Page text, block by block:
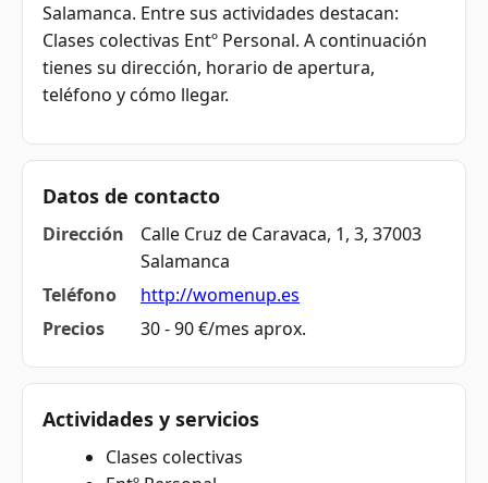
Salamanca. Entre sus actividades destacan:
Clases colectivas Entº Personal. A continuación
tienes su dirección, horario de apertura,
teléfono y cómo llegar.
Datos de contacto
Dirección
Calle Cruz de Caravaca, 1, 3, 37003
Salamanca
Teléfono
http://womenup.es
Precios
30 - 90 €/mes aprox.
Actividades y servicios
Clases colectivas